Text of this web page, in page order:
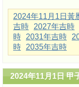
2024年11月1日黃
吉時
2027年吉時
時
2031年吉時
時
2035年吉時
2024年11月1日 甲